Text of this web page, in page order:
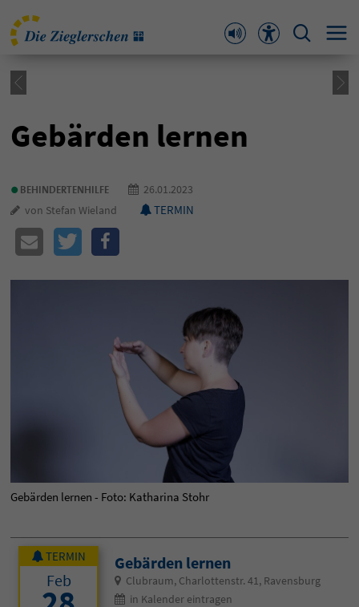
Gebärden lernen
• BEHINDERTENHILFE
26.01.2023
von Stefan Wieland
TERMIN
Gebärden lernen - Foto: Katharina Stohr
TERMIN
Feb
Gebärden lernen
Clubraum, Charlottenstr. 41, Ravensburg
in Kalender eintragen